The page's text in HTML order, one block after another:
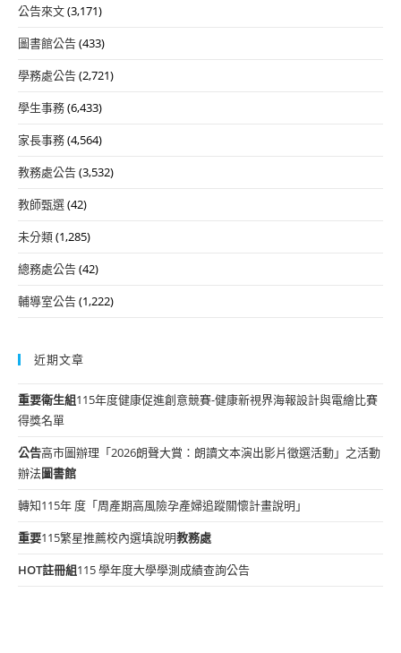
公告來文(3,171)
圖書館公告(433)
學務處公告(2,721)
學生事務(6,433)
家長事務(4,564)
教務處公告(3,532)
教師甄選(42)
未分類(1,285)
總務處公告(42)
輔導室公告(1,222)
近期文章
重要衛生組115年度健康促進創意競賽-健康新視界海報設計與電繪比賽
得獎名單
公告高市圖辦理「2026朗聲大賞：朗讀文本演出影片徵選活動」之活動
辦法圖書館
轉知115年 度「周產期高風險孕產婦追蹤關懷計畫說明」
重要115繁星推薦校內選填說明教務處
HOT註冊組115 學年度大學學測成績查詢公告